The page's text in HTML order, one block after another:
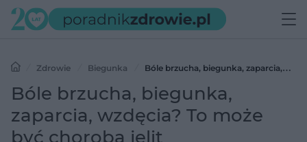
Zdrowie Biegunka
Bóle brzucha, biegunka, zaparcia,
wzdęcia? To może być choroba jelit
Bóle brzucha, biegunka,
zaparcia, wzdęcia? To może
być choroba jelit